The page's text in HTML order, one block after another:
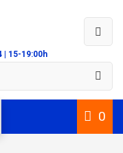
| 15-19:00h
0